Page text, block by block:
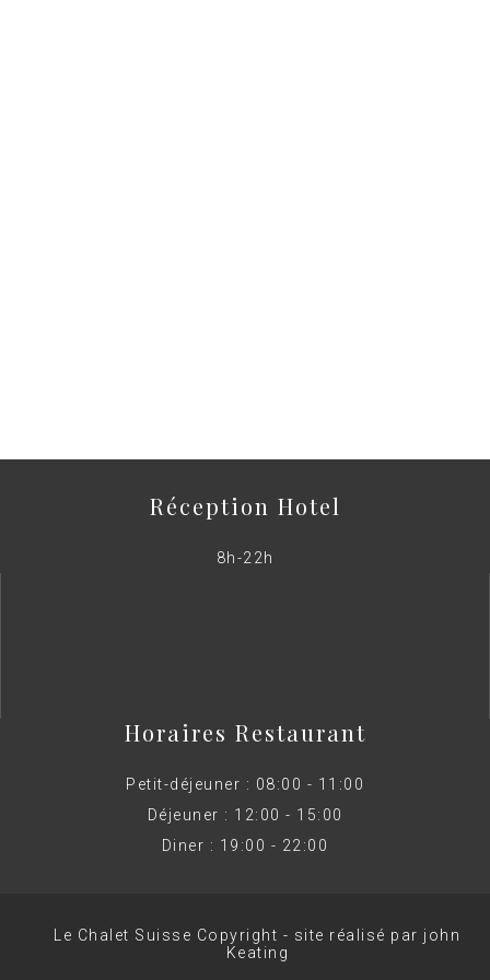
Réception Hotel
8h-22h
Horaires Restaurant
Petit-déjeuner : 08:00 - 11:00
Déjeuner : 12:00 - 15:00
Diner : 19:00 - 22:00
Le Chalet Suisse Copyright - site réalisé par john
Keating